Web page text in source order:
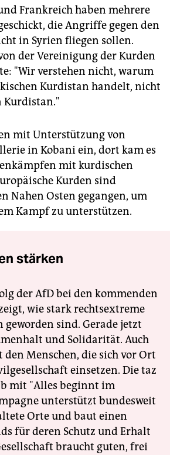
Frankreich haben mehrere
die Angriffe gegen den
in Syrien fliegen sollen.
der Vereinigung der Kurden
"Wir verstehen nicht, warum
Kurdistan handelt, nicht
Kurdistan."
mit Unterstützung von
in Kobani ein, dort kam es
mit kurdischen
Kurden sind
Nahen Osten gegangen, um
Kampf zu unterstützen.
stärken
der AfD bei den kommenden
wie stark rechtsextreme
sind. Gerade jetzt
und Solidarität. Auch
Menschen, die sich vor Ort
einsetzen. Die taz
mit "Alles beginnt im
unterstützt bundesweit
Orte und baut einen
für deren Schutz und Erhalt
braucht guten, frei